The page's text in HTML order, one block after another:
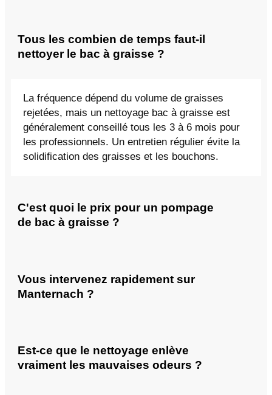
Tous les combien de temps faut-il
nettoyer le bac à graisse ?
La fréquence dépend du volume de graisses
rejetées, mais un nettoyage bac à graisse est
généralement conseillé tous les 3 à 6 mois pour
les professionnels. Un entretien régulier évite la
solidification des graisses et les bouchons.
C'est quoi le prix pour un pompage
de bac à graisse ?
Vous intervenez rapidement sur
Manternach ?
Est-ce que le nettoyage enlève
vraiment les mauvaises odeurs ?